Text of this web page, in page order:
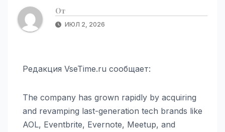
От
ИЮЛ 2, 2026
Редакция VseTime.ru сообщает:
The company has grown rapidly by acquiring
and revamping last-generation tech brands like
AOL, Eventbrite, Evernote, Meetup, and